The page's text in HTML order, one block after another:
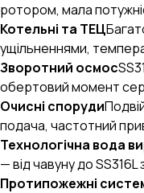
ротором, мала
Котельні та ТЕЦ
ущільненнями,
Зворотний осмос
обертовий момент
Очисні споруди
подача, частотний
Технологічна вода
— від чавуну до SS316L
Протипожежні